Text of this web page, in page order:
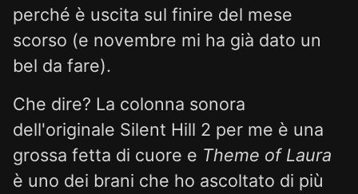
perché è uscita sul finire del mese
scorso (e novembre mi ha già dato un
bel da fare).
Che dire? La colonna sonora
dell'originale Silent Hill 2 per me è una
grossa fetta di cuore e Theme of Laura
è uno dei brani che ho ascoltato di più